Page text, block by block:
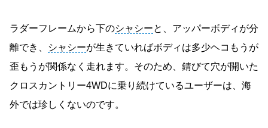
ラダーフレームから下のシャシーと、アッパーボディが分
離でき、
シャシーが生きていればボディは多少ヘコもうが
歪もうが関係なく走れます。そのため、錆びて穴が開いた
クロスカントリー4WDに乗り続けているユーザーは、海
外では珍しくないのです。